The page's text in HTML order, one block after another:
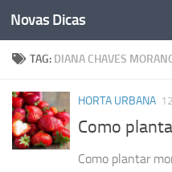
Skip to content
Novas Dicas
TAG: DIANA CHAVES
HORTA URBANA
Como
Como plantar